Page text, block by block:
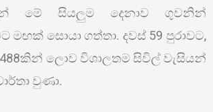
මේ සියලුම දෙනාව ගුවනින්
මඟක් සොයා ගත්තා. දවස් 59 පුරාවට,
ලොව විශාලතම සිවිල් වැසියන්
වුණා.